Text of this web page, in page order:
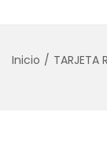
Inicio / TARJETA